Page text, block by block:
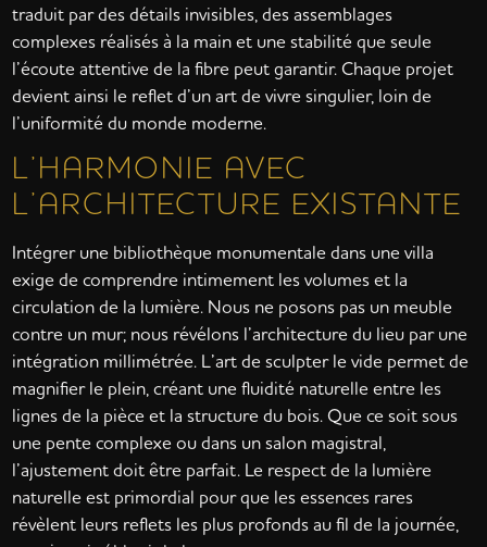
traduit par des détails invisibles, des assemblages
complexes réalisés à la main et une stabilité que seule
l’écoute attentive de la fibre peut garantir. Chaque projet
devient ainsi le reflet d’un art de vivre singulier, loin de
l’uniformité du monde moderne.
L’HARMONIE AVEC
L’ARCHITECTURE EXISTANTE
Intégrer une bibliothèque monumentale dans une villa
exige de comprendre intimement les volumes et la
circulation de la lumière. Nous ne posons pas un meuble
contre un mur; nous révélons l’architecture du lieu par une
intégration millimétrée. L’art de sculpter le vide permet de
magnifier le plein, créant une fluidité naturelle entre les
lignes de la pièce et la structure du bois. Que ce soit sous
une pente complexe ou dans un salon magistral,
l’ajustement doit être parfait. Le respect de la lumière
naturelle est primordial pour que les essences rares
révèlent leurs reflets les plus profonds au fil de la journée,